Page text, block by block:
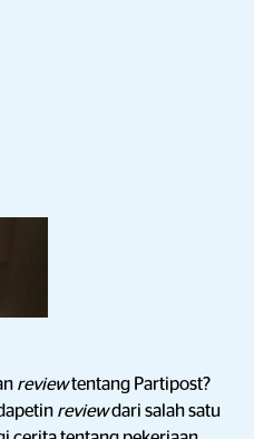
reviewtentang Partipost?
reviewdari salah satu